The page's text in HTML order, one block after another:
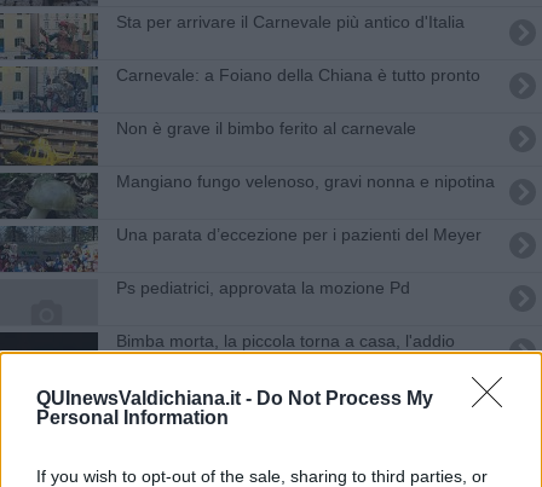
QUInewsValdichiana.it - Do Not Process My
Personal Information
If you wish to opt-out of the sale, sharing to third parties, or
Sta per arrivare il Carnevale più antico d'Italia
Carnevale: a Foiano della Chiana è tutto pronto
Non è grave il bimbo ferito al carnevale
Mangiano fungo velenoso, gravi nonna e nipotina
Una parata d’eccezione per i pazienti del Meyer
Ps pediatrici, approvata la mozione Pd
Bimba morta, la piccola torna a casa, l'addio
Asta benefica tra arte e vino